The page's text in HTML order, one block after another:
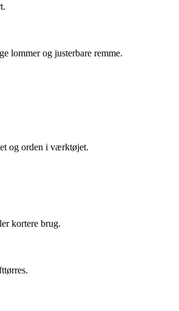
lommer og justerbare remme.
og orden i værktøjet.
kortere brug.